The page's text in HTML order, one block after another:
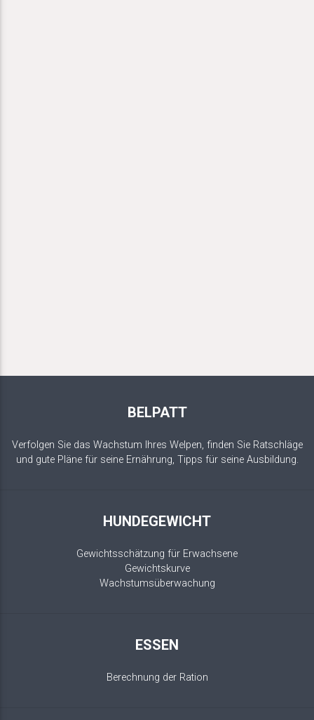
BELPATT
Verfolgen Sie das Wachstum Ihres Welpen, finden Sie Ratschläge
und gute Pläne für seine Ernährung, Tipps für seine Ausbildung.
HUNDEGEWICHT
Gewichtsschätzung für Erwachsene
Gewichtskurve
Wachstumsüberwachung
ESSEN
Berechnung der Ration